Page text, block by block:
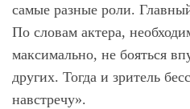
самые разные роли.
По словам актера,
максимально, не бояться
других. Тогда и зритель
навстречу».